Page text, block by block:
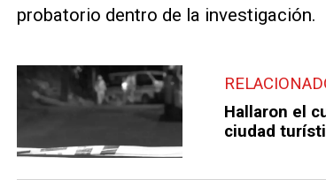
probatorio dentro de la investigación.
Hallaron el
ciudad